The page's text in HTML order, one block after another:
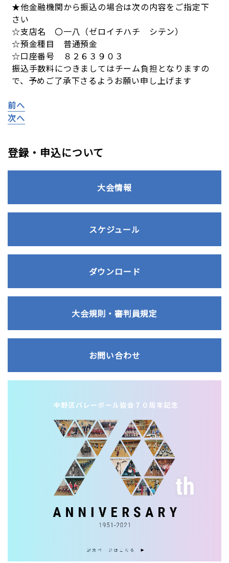
★他金融機関から振込の場合は次の内容をご指定下
さい
☆支店名 〇一八（ゼロイチハチ シテン）
☆預金種目 普通預金
☆口座番号 ８２６３９０３
振込手数料につきましてはチーム負担となりますの
で、予めご了承下さるようお願い申し上げます
前へ
次へ
登録・申込について
大会情報
スケジュール
ダウンロード
大会規則・審判員規定
お問い合わせ